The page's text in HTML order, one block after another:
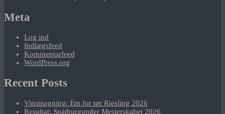
Meta
Log ind
Indlægsfeed
Kommentarfeed
WordPress.org
Recent Posts
Vinsmagning: Em for tør Riesling 2026
Resultat: Spätburgunder Mesterskabet 2026